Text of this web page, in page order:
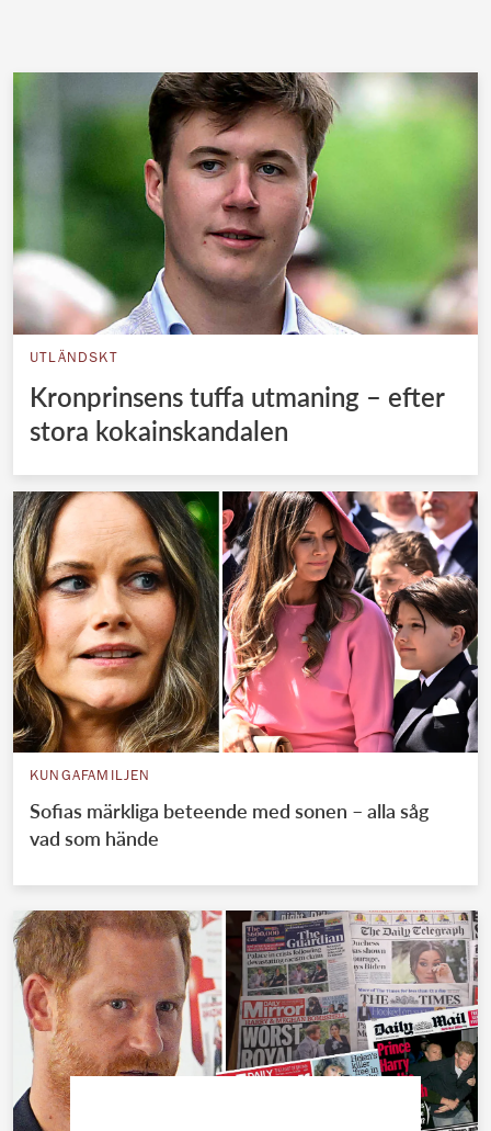
UTLÄNDSKT
Kronprinsens tuffa utmaning – efter
stora kokainskandalen
KUNGAFAMILJEN
Sofias märkliga beteende med sonen – alla såg
vad som hände